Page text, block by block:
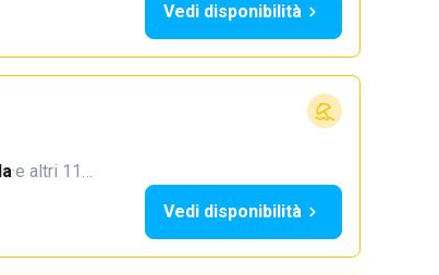
Vedi disponibilità
·e altri 11…
Vedi disponibilità